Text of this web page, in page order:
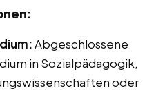
Abgeschlossene
in Sozialpädagogik,
oder